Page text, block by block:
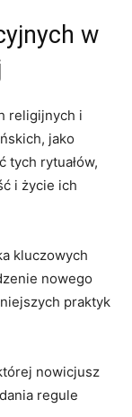
w
religijnych i
jako​
⁤tych​ rytuałów,
i życie ich
kluczowych
nowego‌
praktyk
nowicjusz
regule